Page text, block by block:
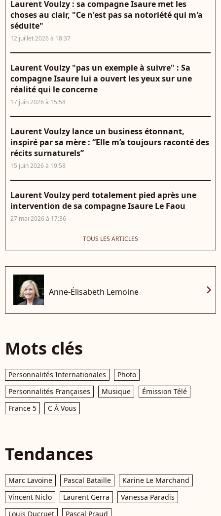
Laurent Voulzy : sa compagne Isaure met les
choses au clair, "Ce n'est pas sa notoriété qui m'a
séduite"
12 juillet 2026 à 18:37
Laurent Voulzy "pas un exemple à suivre" : Sa
compagne Isaure lui a ouvert les yeux sur une
réalité qui le concerne
17 juin 2026 à 15:58
Laurent Voulzy lance un business étonnant,
inspiré par sa mère : “Elle m’a toujours raconté des
récits surnaturels”
15 juin 2026 à 19:58
Laurent Voulzy perd totalement pied après une
intervention de sa compagne Isaure Le Faou
27 mai 2026 à 17:36
TOUS LES ARTICLES
Anne-Élisabeth Lemoine chevron_right
Mots clés
Personnalités Internationales
Photo
Personnalités Françaises
Musique
Émission Télé
France 5
C À Vous
Tendances
Marc Lavoine Pascal Bataille
Karine Le Marchand
Vincent Niclo
Laurent Gerra
Vanessa Paradis
Louis Ducruet
Pascal Praud